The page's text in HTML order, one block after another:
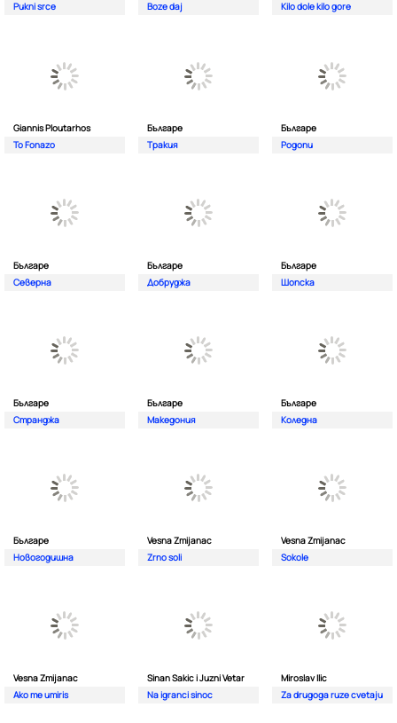
Pukni srce
Boze daj
Kilo dole kilo gore
Giannis Ploutarhos
To Fonazo
Българе
Тракия
Българе
Родопи
Българе
Северна
Българе
Добруджа
Българе
Шопска
Българе
Странджа
Българе
Македония
Българе
Коледна
Българе
Новогодишна
Vesna Zmijanac
Zrno soli
Vesna Zmijanac
Sokole
Vesna Zmijanac
Ako me umiris
Sinan Sakic i Juzni Vetar
Na igranci sinoc
Miroslav Ilic
Za drugoga ruze cvetaju